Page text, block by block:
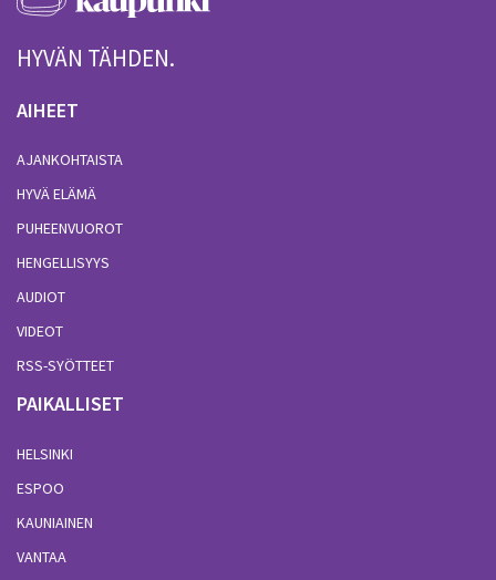
HYVÄN TÄHDEN.
AIHEET
AJANKOHTAISTA
HYVÄ ELÄMÄ
PUHEENVUOROT
HENGELLISYYS
AUDIOT
VIDEOT
RSS-SYÖTTEET
PAIKALLISET
HELSINKI
ESPOO
KAUNIAINEN
VANTAA